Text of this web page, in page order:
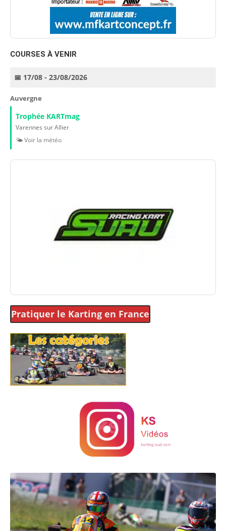
COURSES À VENIR
📅 17/08 - 23/08/2026
Auvergne
Trophée KARTmag
Varennes sur Allier
🌤️ Voir la météo
Pratiquer le Karting en France